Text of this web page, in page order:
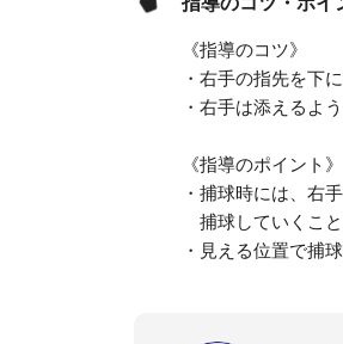
《指導のコツ》
・右手の指先を下
・右手は添えるよ
《指導のポイント》
・捕球時には、右
捕球していくこと
・見える位置で捕